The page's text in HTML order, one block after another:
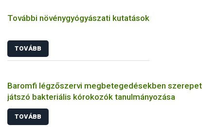
További növénygyógyászati kutatások
TOVÁBB
Baromfi légzőszervi megbetegedésekben szerepet
játszó bakteriális kórokozók tanulmányozása
TOVÁBB